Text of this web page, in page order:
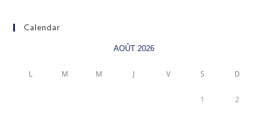
Calendar
AOÛT 2026
L M M J V S D
1 2